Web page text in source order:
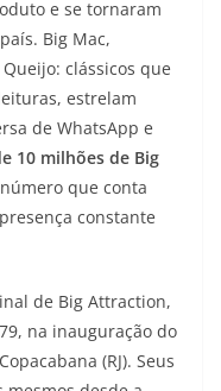
e se tornaram
Big Mac,
clássicos que
estrelam
de WhatsApp e
10 milhões de Big
que conta
constante
de Big Attraction,
na inauguração do
(RJ). Seus